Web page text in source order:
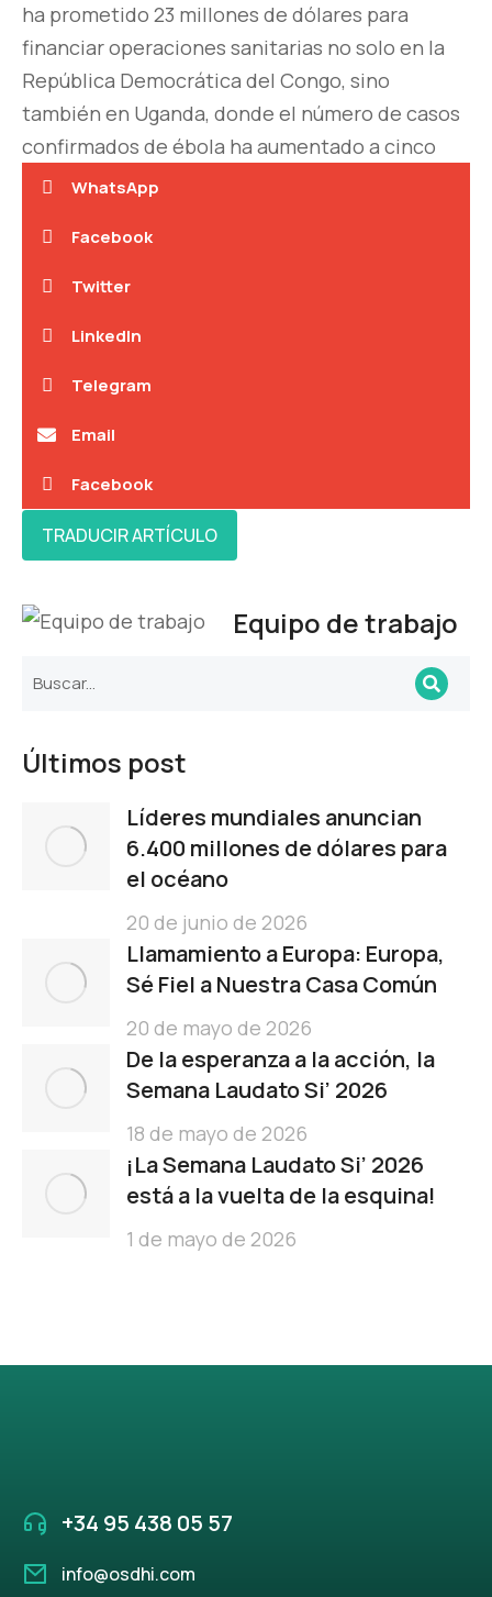
ha prometido 23 millones de dólares para
financiar operaciones sanitarias no solo en la
República Democrática del Congo, sino
también en Uganda, donde el número de casos
confirmados de ébola ha aumentado a cinco
WhatsApp
Facebook
Twitter
LinkedIn
Telegram
Email
Facebook
TRADUCIR ARTÍCULO
Equipo de trabajo
Últimos post
Líderes mundiales anuncian
6.400 millones de dólares para
el océano
20 de junio de 2026
Llamamiento a Europa: Europa,
Sé Fiel a Nuestra Casa Común
20 de mayo de 2026
De la esperanza a la acción, la
Semana Laudato Si’ 2026
18 de mayo de 2026
¡La Semana Laudato Si’ 2026
está a la vuelta de la esquina!
1 de mayo de 2026
+34 95 438 05 57
info@osdhi.com